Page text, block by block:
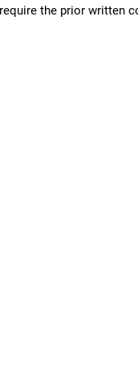
the prior written